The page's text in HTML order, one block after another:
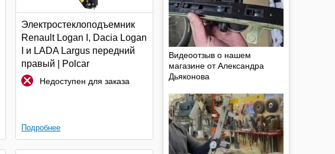
Электростеклоподъемник
Renault Logan I, Dacia Logan
I и LADA Largus передний
правый | Polcar
Недоступен для заказа
Подробнее
Видеоотзыв о нашем
магазине от Александра
Дьяконова